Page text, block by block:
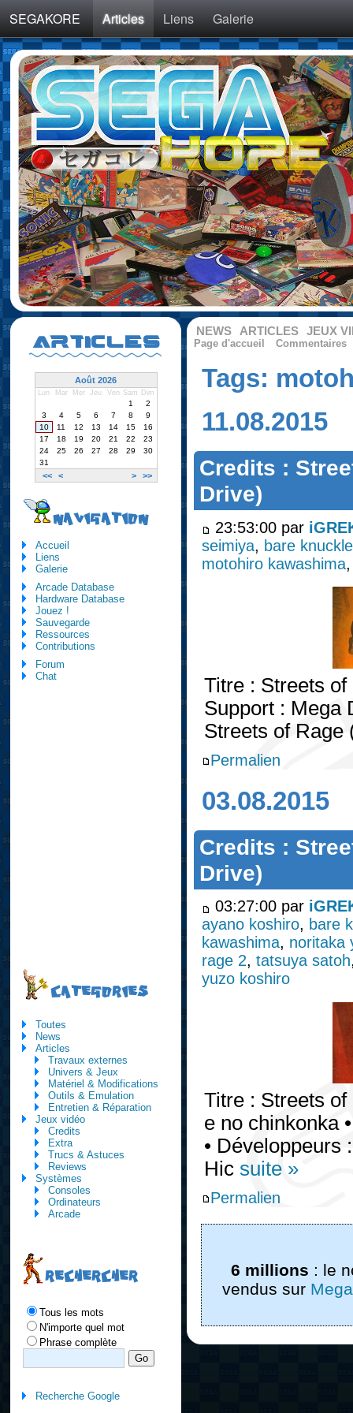
SEGAKORE Articles Liens Galerie
NEWS ARTICLES JEUX
Page d'accueil Commentaires
Tags:
11.08.2015
Credits :
Drive)
23:53:00 par
seimiya, bare
motohiro kawashima
Titre : Streets of
Support : Mega
Streets of
Permalien
03.08.2015
Credits :
Drive)
03:27:00 par
ayano koshiro, bare
kawashima, noritaka
rage 2,tatsuya satoh
yuzo koshiro
Titre : Streets
e no chinkonka
• Développeurs
Hic suite »
Permalien
6 millions : le
vendus sur
ARTICLES
Août 2026
Lun Mar Mer Jeu Ven Sam Dim
<< < > >>
1
2
3
4 5 6 7 8
9
10
11 12 13 14 15
16
17
18 19 20 21 22
23
24
25 26 27 28 29
30
31
NAVIGATION
Accueil
Liens
Galerie
Arcade Database
Hardware Database
Jouez !
Sauvegarde
Ressources
Contributions
Forum
Chat
CATEGORIES
Toutes
News
Articles
Travaux externes
Univers & Jeux
Matériel & Modifications
Outils & Emulation
Entretien & Réparation
Jeux vidéo
Credits
Extra
Trucs & Astuces
Reviews
Systèmes
Consoles
Ordinateurs
Arcade
RECHERCHER
Tous les mots
N'importe quel mot
Phrase complète
Recherche Google